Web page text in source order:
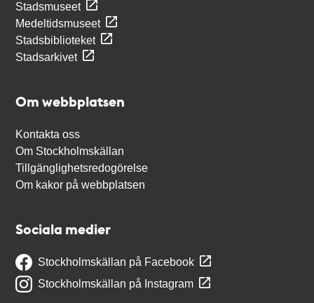
Stadsmuseet
Medeltidsmuseet
Stadsbiblioteket
Stadsarkivet
Om webbplatsen
Kontakta oss
Om Stockholmskällan
Tillgänglighetsredogörelse
Om kakor på webbplatsen
Sociala medier
Stockholmskällan på Facebook
Stockholmskällan på Instagram